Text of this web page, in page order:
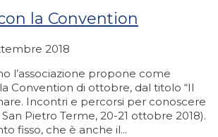
la Convention
2018
l’associazione propone come
Convention di ottobre, dal titolo “Il
Incontri e percorsi per conoscere
Pietro Terme, 20-21 ottobre 2018).
fisso, che è anche il...